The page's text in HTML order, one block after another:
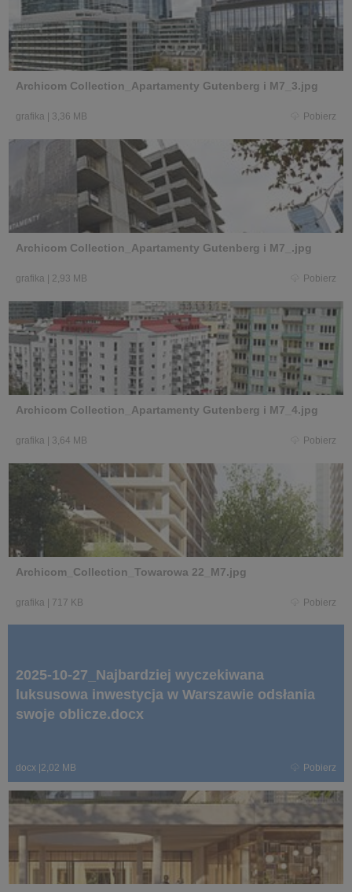
Archicom Collection_Apartamenty Gutenberg i M7_3.jpg
grafika 3,36 MB Pobierz
Archicom Collection_Apartamenty Gutenberg i M7_.jpg
grafika 2,93 MB Pobierz
Archicom Collection_Apartamenty Gutenberg i M7_4.jpg
grafika 3,64 MB Pobierz
Archicom_Collection_Towarowa 22_M7.jpg
grafika 717 KB Pobierz
2025-10-27_Najbardziej wyczekiwana
luksusowa inwestycja w Warszawie odsłania
swoje oblicze.docx
docx 2,02 MB Pobierz